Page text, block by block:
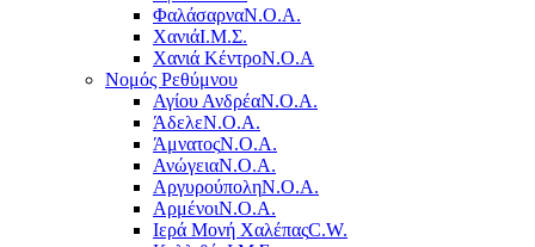
ΦαλάσαρναΝ.Ο.Α.
ΧανιάΙ.Μ.Σ.
Χανιά ΚέντροN.O.A
Νομός Ρεθύμνου
Αγίου ΑνδρέαΝ.Ο.Α.
ΆδελεΝ.Ο.Α.
ΆμνατοςΝ.Ο.Α.
ΑνώγειαΝ.Ο.Α.
ΑργυρούποληΝ.Ο.Α.
ΑρμένοιΝ.Ο.Α.
Ιερά Μονή ΧαλέπαςC.W.